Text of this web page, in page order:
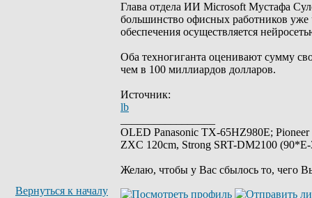
Глава отдела ИИ Microsoft Мустафа
большинство офисных работников уже
обеспечения осуществляется
Оба техногиганта оценивают сумму
чем в 100 миллиардов долларов.
Источник:
lb
OLED Panasonic TX-65HZ980E;
ZXC 120cm, Strong SRT-DM2100
Желаю, чтобы у Вас сбылось то, чего
Вернуться к началу